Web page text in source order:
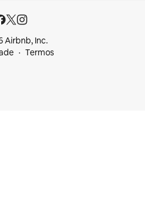
Airbnb, Inc.
Termos